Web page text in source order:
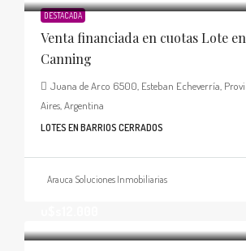
DESTACADA
Venta financiada en cuotas Lote
Canning
Juana de Arco 6500, Esteban Echeverría,
Aires, Argentina
LOTES EN BARRIOS CERRADOS
Arauca Soluciones Inmobiliarias